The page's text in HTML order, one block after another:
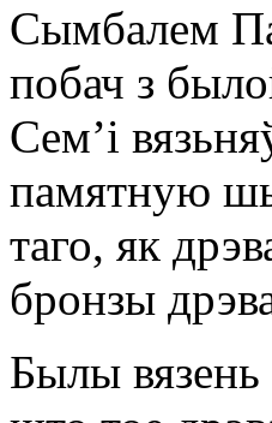
Сымбалем
побач з
Сем’і
памятную
таго, як
бронзы
Былы вязень